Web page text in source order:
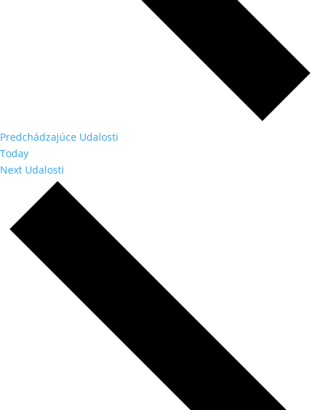
Predchádzajúce Udalosti
Today
Next Udalosti